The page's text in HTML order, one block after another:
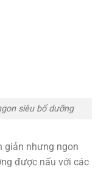
siêu bổ dưỡng
giản nhưng ngon
được nấu với các